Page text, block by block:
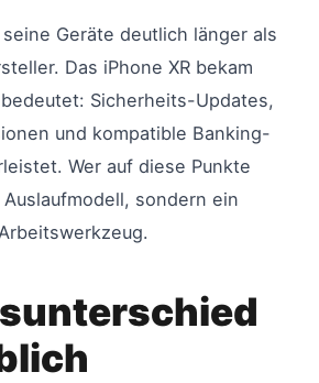
Geräte deutlich länger als
Das iPhone XR bekam
Sicherheits-Updates,
und kompatible Banking-
Wer auf diese Punkte
sondern ein